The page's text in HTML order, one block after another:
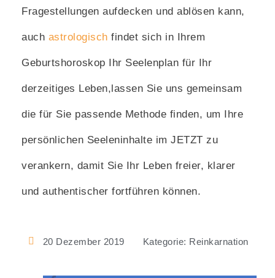
Fragestellungen aufdecken und ablösen kann,
auch astrologisch findet sich in Ihrem
Geburtshoroskop Ihr Seelenplan für Ihr
derzeitiges Leben,lassen Sie uns gemeinsam
die für Sie passende Methode finden, um Ihre
persönlichen Seeleninhalte im JETZT zu
verankern, damit Sie Ihr Leben freier, klarer
und authentischer fortführen können.
20 Dezember 2019 Kategorie: Reinkarnation